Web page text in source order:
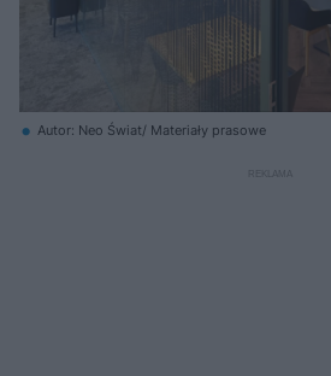
Autor: Neo Świat/ Materiały prasowe